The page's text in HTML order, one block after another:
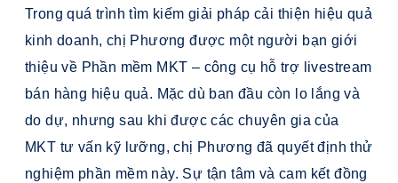
Trong quá trình tìm kiếm giải pháp cải thiện hiệu quả
kinh doanh, chị Phương được một người bạn giới
thiệu về Phần mềm MKT – công cụ hỗ trợ livestream
bán hàng hiệu quả. Mặc dù ban đầu còn lo lắng và
do dự, nhưng sau khi được các chuyên gia của
MKT tư vấn kỹ lưỡng, chị Phương đã quyết định thử
nghiệm phần mềm này. Sự tận tâm và cam kết đồng